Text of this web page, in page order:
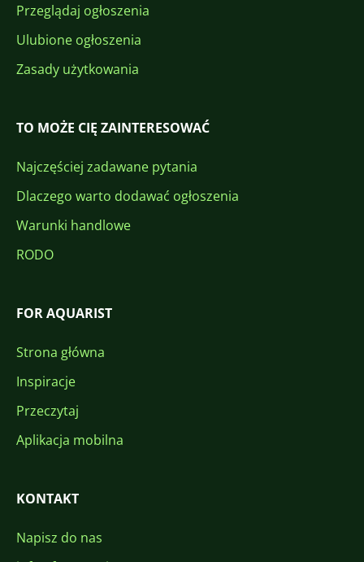
Przeglądaj ogłoszenia
Ulubione ogłoszenia
Zasady użytkowania
TO MOŻE CIĘ ZAINTERESOWAĆ
Najczęściej zadawane pytania
Dlaczego warto dodawać ogłoszenia
Warunki handlowe
RODO
FOR AQUARIST
Strona główna
Inspiracje
Przeczytaj
Aplikacja mobilna
KONTAKT
Napisz do nas